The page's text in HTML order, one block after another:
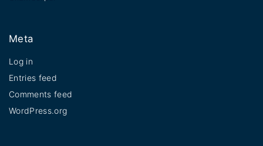
Meta
Log in
Entries feed
Comments feed
WordPress.org